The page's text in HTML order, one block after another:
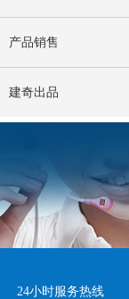
产品销售
建奇出品
24小时服务热线